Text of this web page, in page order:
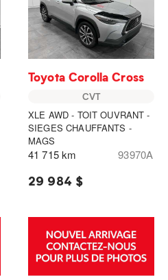
Toyota Corolla Cross
CVT
XLE AWD - TOIT OUVRANT -
SIEGES CHAUFFANTS -
MAGS
41 715 km 93970A
29 984 $